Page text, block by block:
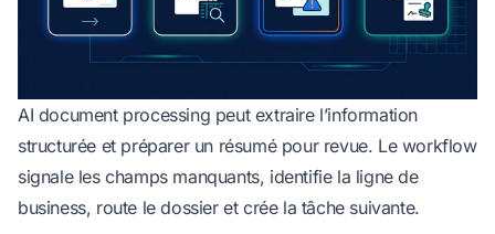
AI document processing peut extraire l’information
structurée et préparer un résumé pour revue. Le workflow
signale les champs manquants, identifie la ligne de
business, route le dossier et crée la tâche suivante.